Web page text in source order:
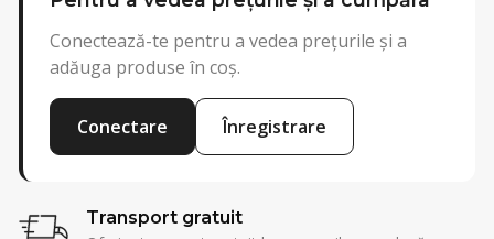
Conectează-te pentru a vedea prețurile și a
adăuga produse în coș.
Conectare Înregistrare
Transport gratuit